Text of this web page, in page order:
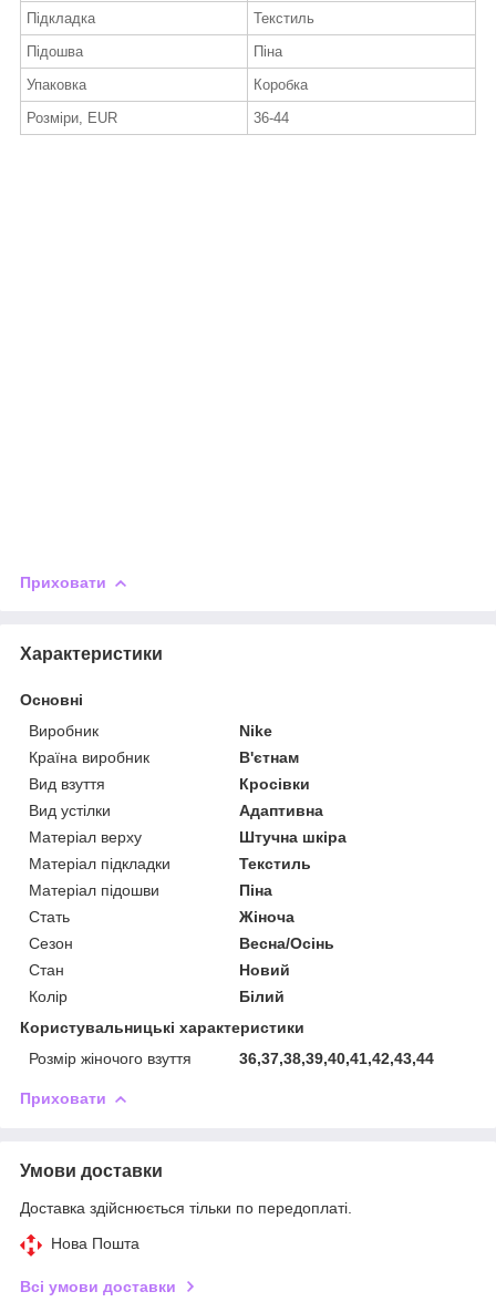
Підкладка
Текстиль
Підошва
Піна
Упаковка
Коробка
Розміри, EUR
36-44
Приховати
Характеристики
Основні
Виробник
Nike
Країна виробник
В'єтнам
Вид взуття
Кросівки
Вид устілки
Адаптивна
Матеріал верху
Штучна шкіра
Матеріал підкладки
Текстиль
Матеріал підошви
Піна
Стать
Жіноча
Сезон
Весна/Осінь
Стан
Новий
Колір
Білий
Користувальницькі характеристики
Розмір жіночого взуття
36,37,38,39,40,41,42,43,44
Приховати
Умови доставки
Доставка здійснюється тільки по передоплаті.
Нова Пошта
Всі умови доставки